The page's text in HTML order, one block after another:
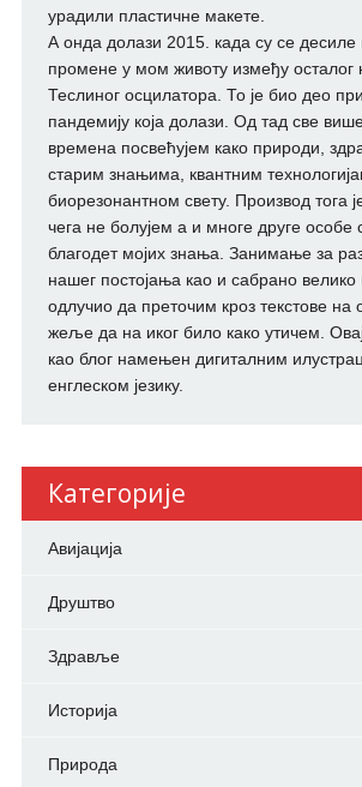
урадили пластичне макете.
А онда долази 2015. када су се десиле
промене у мом животу између осталог
Теслиног осцилатора. То је био део
пандемију која долази. Од тад све
времена посвећујем како природи,
старим знањима, квантним
биорезонантном свету. Производ тога
чега не болујем а и многе друге особе
благодет мојих знања. Занимање за
нашег постојања као и сабрано велико
одлучио да преточим кроз текстове на
жеље да на иког било како утичем. Овај
као блог намењен дигиталним
енглеском језику.
Категорије
Авијација
Друштво
Здравље
Историја
Природа